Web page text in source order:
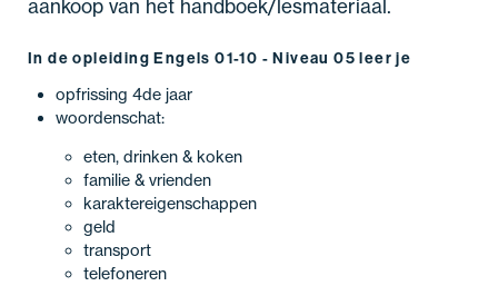
aankoop van het handboek/lesmateriaal.
In de opleiding Engels 01-10 - Niveau 05 leer je
opfrissing 4de jaar
woordenschat:
eten, drinken & koken
familie & vrienden
karaktereigenschappen
geld
transport
telefoneren